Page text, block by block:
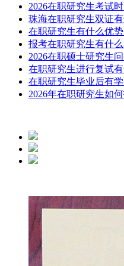
2026在职研究生考试
珠海在职研究生双证
在职研究生有什么优势
报考在职研究生有什么
2026在职硕士研究生
在职研究生进行复试
在职研究生毕业后有
2026年在职研究生如